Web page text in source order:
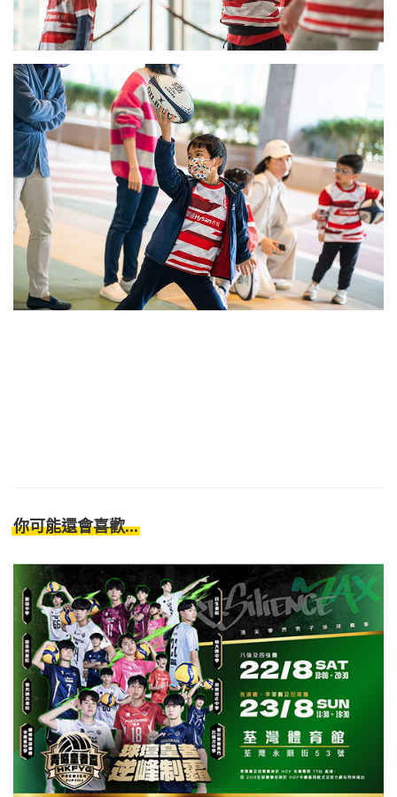
你可能還會喜歡...